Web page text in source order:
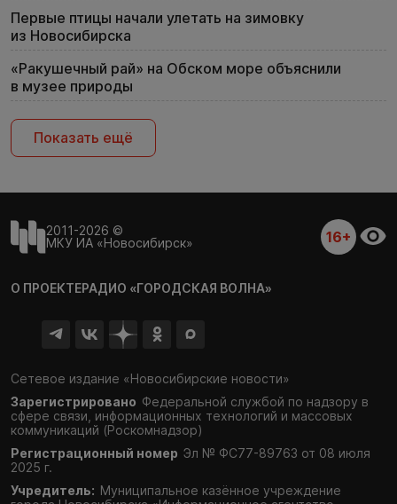
Первые птицы начали улетать на зимовку
из Новосибирска
«Ракушечный рай» на Обском море объяснили
в музее природы
Показать ещё
2011-2026 ©
МКУ ИА «Новосибирск»
16+
О ПРОЕКТЕРАДИО «ГОРОДСКАЯ ВОЛНА»
Сетевое издание «Новосибирские новости»
Зарегистрировано Федеральной службой по надзору в
сфере связи, информационных технологий и массовых
коммуникаций (Роскомнадзор)
Регистрационный номер Эл № ФС77-89763 от 08 июля
2025 г.
Учредитель: Муниципальное казённое учреждение